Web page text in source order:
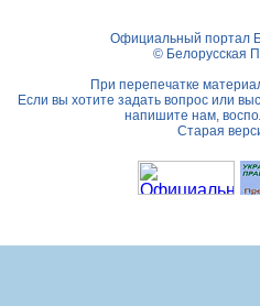
Официальный портал
© Белорусская
При перепечатке
Если вы хотите задать вопрос или
напишите нам,
Старая